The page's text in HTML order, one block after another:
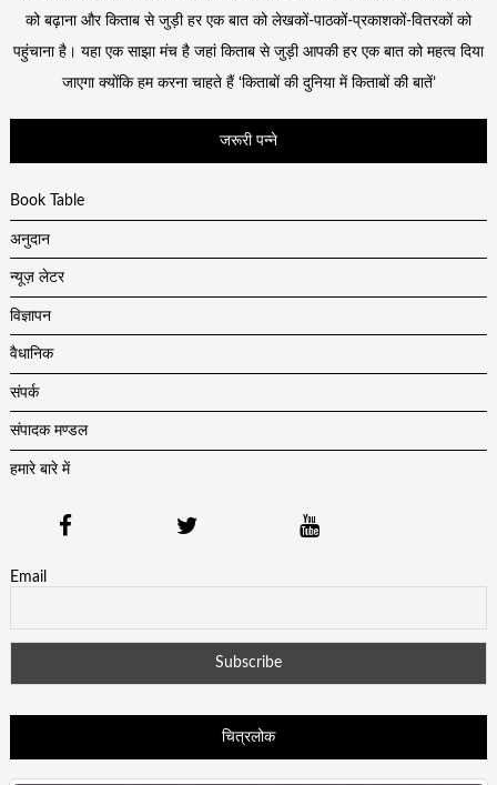
को बढ़ाना और किताब से जुड़ी हर एक बात को लेखकों-पाठकों-प्रकाशकों-वितरकों को
पहुंचाना है। यहा एक साझा मंच है जहां किताब से जुड़ी आपकी हर एक बात को महत्व दिया
जाएगा क्योंकि हम करना चाहते हैं ‘किताबों की दुनिया में किताबों की बातें’
जरूरी पन्ने
Book Table
अनुदान
न्यूज़ लेटर
विज्ञापन
वैधानिक
संपर्क
संपादक मण्डल
हमारे बारे में
Email
चित्रलोक